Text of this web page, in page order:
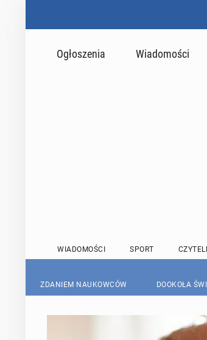
Ogłoszenia Wiadomości
WIADOMOŚCI SPORT
ZDANIEM NAUKOWCÓW DOOKOŁA